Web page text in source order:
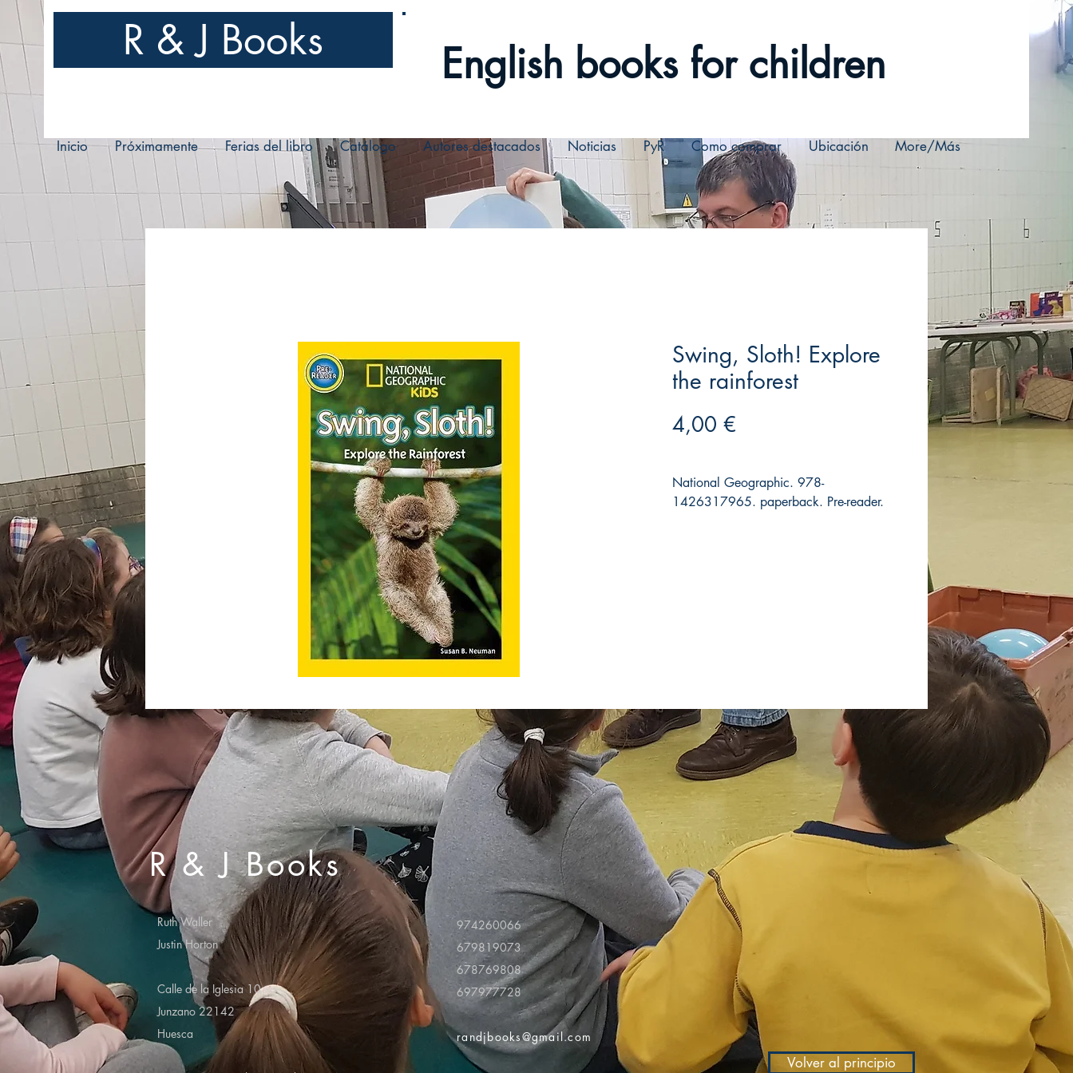
English books for children
R & J Books
Inicio Próximamente Ferias del libro Catálogo Autores destacados Noticias PyR Como comprar Ubicación More/Más
Swing, Sloth! Explore
the rainforest
4,00 €
National Geographic. 978-
1426317965. paperback. Pre-reader.
R & J Books
Ruth Waller
Justin Horton
Calle de la Iglesia 10
Junzano 22142
Huesca
974260066
679819073
678769808
697977728
randjbooks@gmail.com
Volver al principio